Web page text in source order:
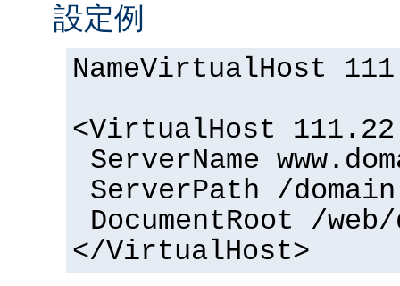
設定例
NameVirtualHost
<VirtualHost
ServerName
ServerPath /domain
DocumentRoot /web/
</VirtualHost>